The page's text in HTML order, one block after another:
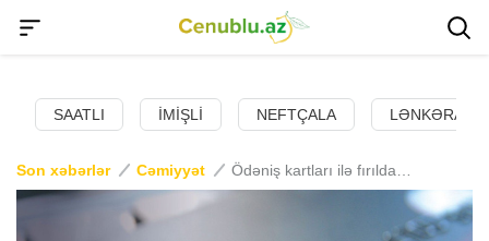
SAATLI İMIŞLI NEFTÇALA LƏNKƏRAN
Son xəbərlər Cəmiyyət